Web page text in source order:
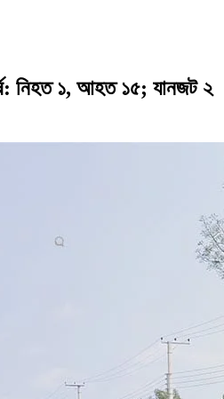
নিহত ১, আহত ১৫; যানজট ২